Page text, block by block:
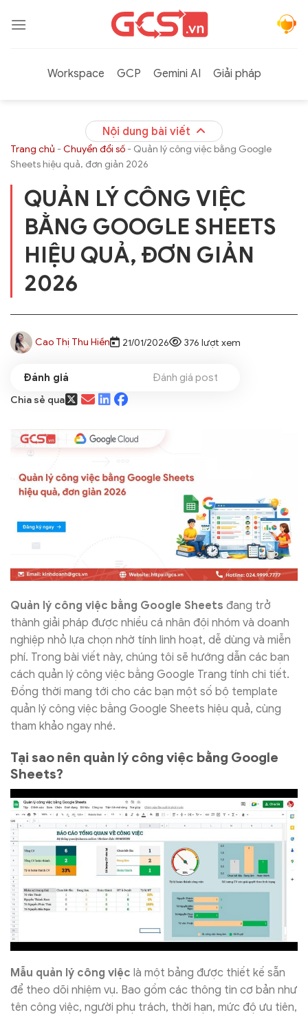
qua
Workspace
GCP Gemini AI Giải pháp
Nội dung bài viết
Trang chủ -Chuyển đổi số - Quản lý công việc bằng Google
Sheets hiệu quả, đơn giản 2026
QUẢN LÝ CÔNG VIỆC
BẰNG GOOGLE SHEETS
HIỆU QUẢ, ĐƠN GIẢN
2026
Cao Thị Thu Hiền 21/01/2026 376 lượt xem
Đánh giá post
Chia sẻ qua
Quản lý công việc bằng Google Sheets đang trở
thành giải pháp được nhiều cá nhân đội nhóm và doanh
nghiệp nhỏ lựa chọn nhờ tính linh hoạt, dễ dùng và miễn
phí. Trong bài viết này, chúng tôi sẽ hướng dẫn các bạn
cách quản lý công việc bằng Google Trang tính chi tiết.
Đồng thời mang tới cho các bạn một số bộ template
quản lý công việc bằng Google Sheets hiệu quả, cùng
tham khảo ngay nhé.
Tại sao nên quản lý công việc bằng Google
Sheets?
Mẫu quản lý công việc là một bảng được thiết kế sẵn
để theo dõi nhiệm vụ. Bao gồm các thông tin cơ bản như
tên công việc, người phụ trách, thời hạn, mức độ ưu tiên,